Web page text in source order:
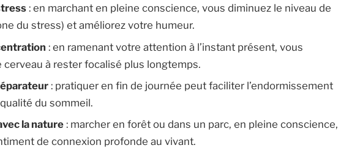
: en marchant en pleine conscience, vous diminuez le niveau de
du stress) et améliorez votre humeur.
: en ramenant votre attention à l’instant présent, vous
cerveau à rester focalisé plus longtemps.
: pratiquer en fin de journée peut faciliter l’endormissement
du sommeil.
la nature : marcher en forêt ou dans un parc, en pleine conscience,
de connexion profonde au vivant.